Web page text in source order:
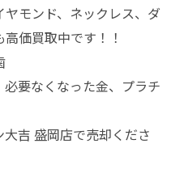
モンド、ネックレス、ダ
価買取中です！！
要なくなった金、プラチ
吉 盛岡店で売却くださ